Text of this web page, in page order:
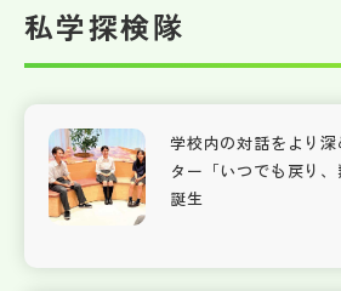
私学探検隊
学校内の対話をより
ター「いつでも戻り
誕生